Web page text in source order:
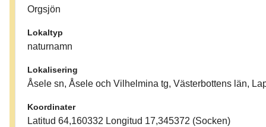
Orgsjön
Lokaltyp
naturnamn
Lokalisering
Åsele sn, Åsele och Vilhelmina tg, Västerbottens län,
Koordinater
Latitud 64,160332 Longitud 17,345372 (Socken)